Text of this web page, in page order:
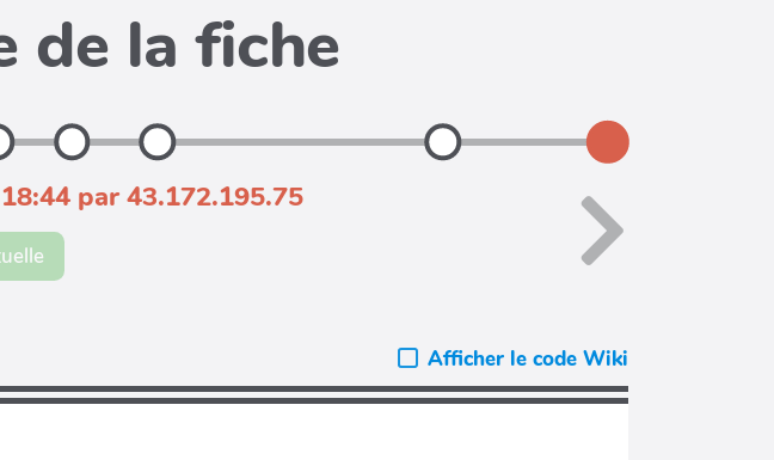
de la fiche
par 43.172.195.75
Afficher le code Wiki